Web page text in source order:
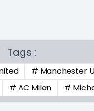
Tags :
# Manchester
# AC Milan #